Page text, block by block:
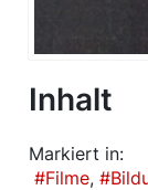
Inhalt
Markiert in:
Filme